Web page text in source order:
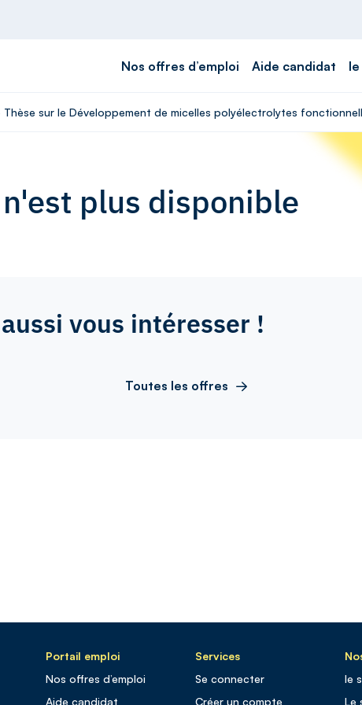
Nos offres d’emploi Aide candidat
sur le Développement de micelles polyélectrolytes
plus disponible
vous intéresser !
Toutes les offres
Portail emploi
Nos offres d’emploi
Aide candidat
Services
Se connecter
Créer un compte
le
Le